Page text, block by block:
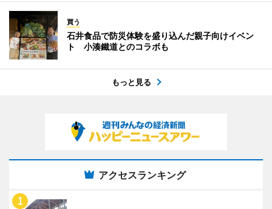
買う
石井食品で防災体験を盛り込んだ親子向けイベン
ト 小湊鐵道とのコラボも
もっと見る
アクセスランキング